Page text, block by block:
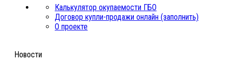
Калькулятор окупаемости ГБО
Договор купли-продажи онлайн (заполнить)
О проекте
Новости